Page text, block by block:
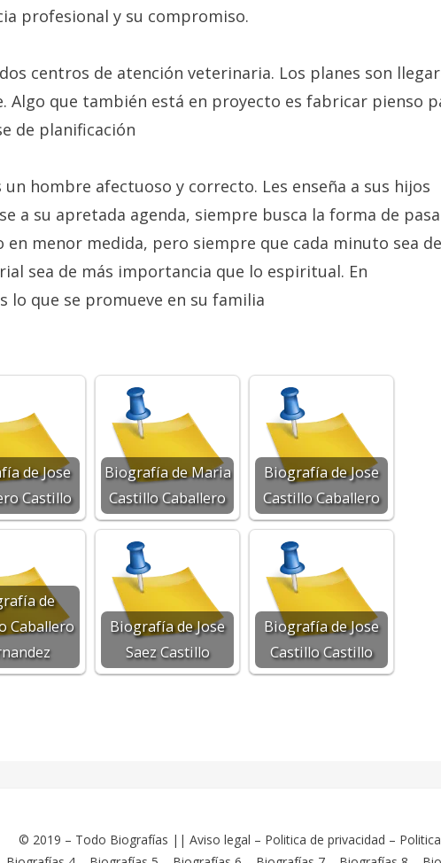
profesional y su compromiso.
centros de atención veterinaria. Los planes son llegar
Algo que también está en proyecto es fabricar pienso
de planificación
hombre afectuoso y correcto. Les enseña a sus hijos
a su apretada agenda, siempre busca la forma de
menor medida, pero siempre que cada minuto sea de
sea de más importancia que lo espiritual. En
lo que se promueve en su familia
de Jose
Castillo
Biografía de Maria
Castillo Caballero
Biografía de Jose
Castillo Caballero
de
Caballero
Biografía de Jose
Saez Castillo
Biografía de Jose
Castillo Castillo
© 2019 – Todo Biografías || Aviso legal – Politica de privacidad –